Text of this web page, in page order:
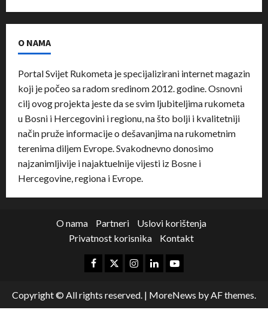
O NAMA
Portal Svijet Rukometa je specijalizirani internet magazin
koji je počeo sa radom sredinom 2012. godine. Osnovni
cilj ovog projekta jeste da se svim ljubiteljima rukometa
u Bosni i Hercegovini i regionu, na što bolji i kvalitetniji
način pruže informacije o dešavanjima na rukometnim
terenima diljem Evrope. Svakodnevno donosimo
najzanimljivije i najaktuelnije vijesti iz Bosne i
Hercegovine, regiona i Evrope.
O nama Partneri
Uslovi korištenja
Privatnost korisnika
Kontakt
Copyright © All rights reserved. | MoreNews by AF themes.